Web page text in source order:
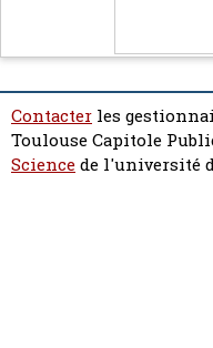
Contacter les
Toulouse Capitole
Sciencede l'université